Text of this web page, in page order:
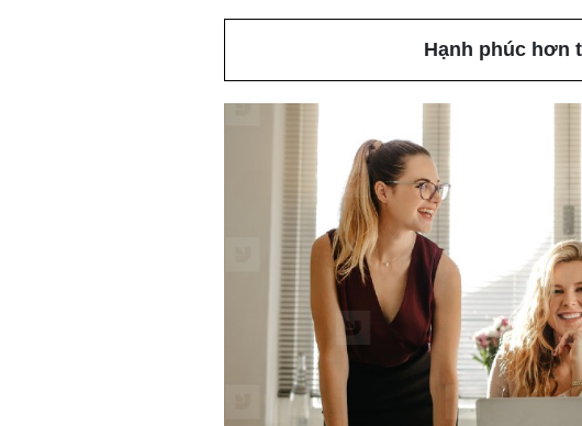
Hạnh phúc hơn